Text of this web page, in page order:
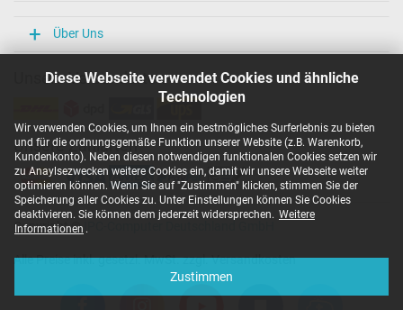
Diese Webseite verwendet Cookies und ähnliche
Technologien
Wir verwenden Cookies, um Ihnen ein bestmögliches Surferlebnis zu bieten
und für die ordnungsgemäße Funktion unserer Website (z.B. Warenkorb,
Kundenkonto). Neben diesen notwendigen funktionalen Cookies setzen wir
zu Anaylsezwecken weitere Cookies ein, damit wir unsere Webseite weiter
optimieren können. Wenn Sie auf "Zustimmen" klicken, stimmen Sie der
Speicherung aller Cookies zu. Unter Einstellungen können Sie Cookies
deaktivieren. Sie können dem jederzeit widersprechen. Weitere
Informationen .
Zustimmen
Über Uns
Unsere Versandarten
Unsere Zahlarten
Copyright ©
Alle Preise inkl. gesetzl. MwSt. zzgl. Versandkosten